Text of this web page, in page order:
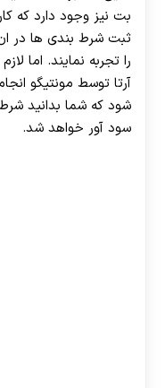
بت نیز وجود دارد که
ثبت شرط بندی ها در
را تجربه نمایند. اما
آرتا توسط مونتیگو
شود که شما بدانید
سود آور خواهد شد.